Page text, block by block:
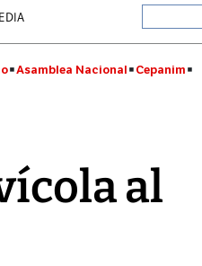
Asamblea Nacional Cepanim
al